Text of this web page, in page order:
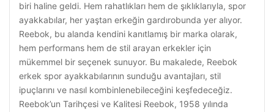
biri haline geldi. Hem rahatlıkları hem de şıklıklarıyla, spor
ayakkabılar, her yaştan erkeğin gardırobunda yer alıyor.
Reebok, bu alanda kendini kanıtlamış bir marka olarak,
hem performans hem de stil arayan erkekler için
mükemmel bir seçenek sunuyor. Bu makalede, Reebok
erkek spor ayakkabılarının sunduğu avantajları, stil
ipuçlarını ve nasıl kombinlenebileceğini keşfedeceğiz.
Reebok’un Tarihçesi ve Kalitesi Reebok, 1958 yılında